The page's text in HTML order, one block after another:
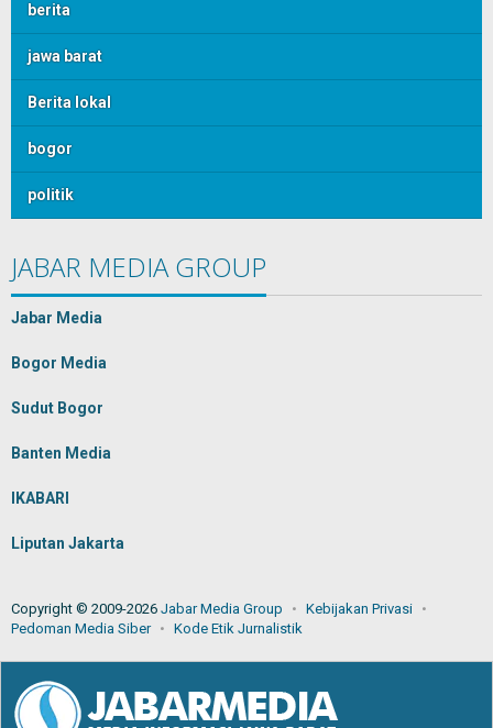
berita
jawa barat
Berita lokal
bogor
politik
JABAR MEDIA GROUP
Jabar Media
Bogor Media
Sudut Bogor
Banten Media
IKABARI
Liputan Jakarta
Copyright © 2009-2026 Jabar Media Group
Kebijakan Privasi
Pedoman Media Siber
Kode Etik Jurnalistik